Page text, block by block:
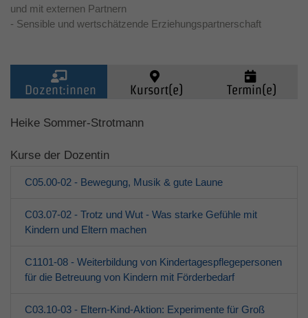
und mit externen Partnern
- Sensible und wertschätzende Erziehungspartnerschaft
Dozent:innen Kursort(e) Termin(e)
Kinder (0-6)
Grundschulkinder
Erwachsene
Über den jfd
Kurssuche
Heike Sommer-Strotmann
Kurse der Dozentin
C05.00-02 - Bewegung, Musik & gute Laune
C03.07-02 - Trotz und Wut - Was starke Gefühle mit
Kindern und Eltern machen
C1101-08 - Weiterbildung von Kindertagespflegepersonen
für die Betreuung von Kindern mit Förderbedarf
C03.10-03 - Eltern-Kind-Aktion: Experimente für Groß